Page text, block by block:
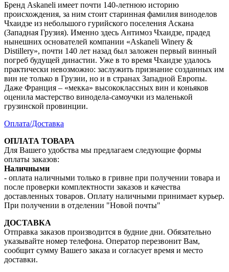
Бренд Askaneli имеет почти 140-летнюю историю
происхождения, за ним стоит старинная фамилия виноделов
Чхаидзе из небольшого гурийского поселения Аскана
(Западная Грузия). Именно здесь Антимоз Чхаидзе, прадед
нынешних основателей компании «Askaneli Winery &
Distillery», почти 140 лет назад был заложен первый винный
погреб будущей династии. Уже в то время Чхаидзе удалось
практически невозможно: заслужить признание созданных им
вин не только в Грузии, но и в странах Западной Европы.
Даже Франция – «мекка» высококлассных вин и коньяков
оценила мастерство винодела-самоучки из маленькой
грузинской провинции.
Оплата/Доставка
ОПЛАТА ТОВАРА
Для Вашего удобства мы предлагаем следующие формы
оплаты заказов:
Наличными
- оплата наличными только в гривне при получении товара и
после проверки комплектности заказов и качества
доставленных товаров. Оплату наличными принимает курьер.
При получении в отделении "Новой почты"
ДОСТАВКА
Отправка заказов производится в будние дни. Обязательно
указывайте номер телефона. Оператор перезвонит Вам,
сообщит сумму Вашего заказа и согласует время и место
доставки.